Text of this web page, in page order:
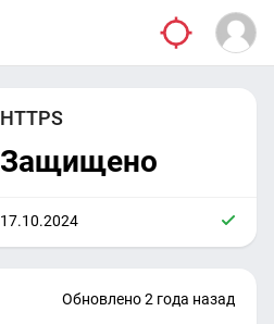
HTTPS
Защищено
17.10.2024
Обновлено 2 года назад